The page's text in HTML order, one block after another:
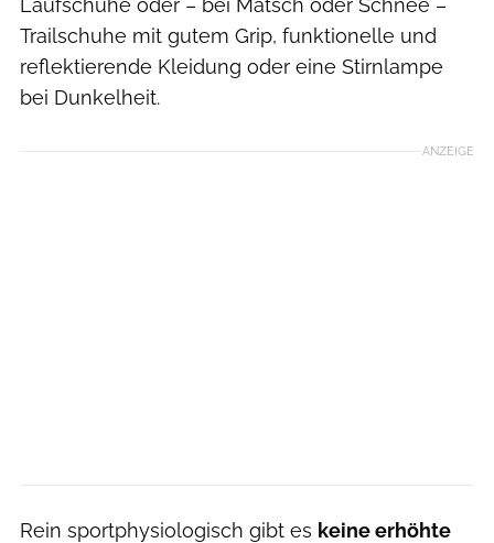
Laufschuhe oder – bei Matsch oder Schnee –
Trailschuhe mit gutem Grip, funktionelle und
reflektierende Kleidung oder eine Stirnlampe
bei Dunkelheit.
ANZEIGE
Rein sportphysiologisch gibt es keine erhöhte